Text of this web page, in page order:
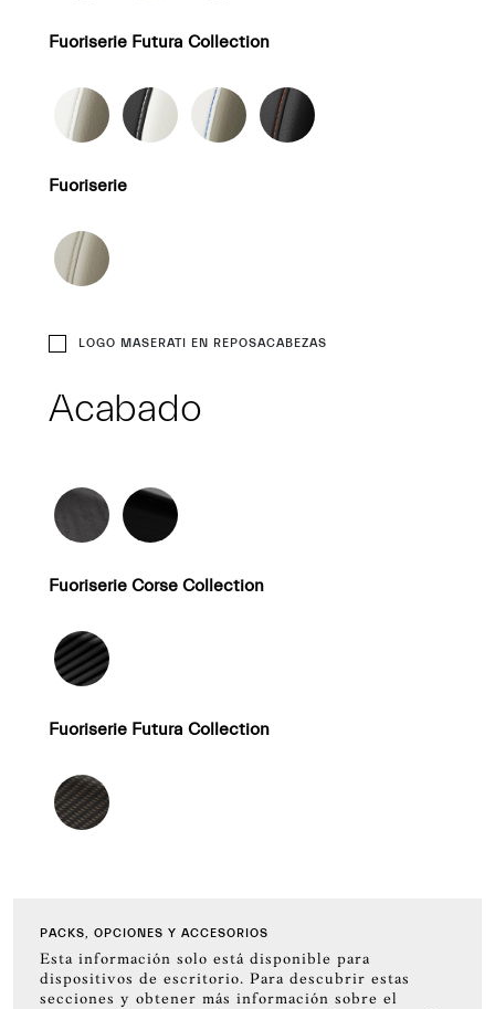
Fuoriserie Futura Collection
Fuoriserie
LOGO MASERATI EN REPOSACABEZAS
Acabado
Fuoriserie Corse Collection
Fuoriserie Futura Collection
PACKS, OPCIONES Y ACCESORIOS
Esta información solo está disponible para
dispositivos de escritorio. Para descubrir estas
secciones y obtener más información sobre el